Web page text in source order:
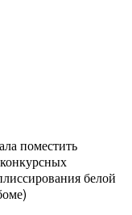
поместить
белой